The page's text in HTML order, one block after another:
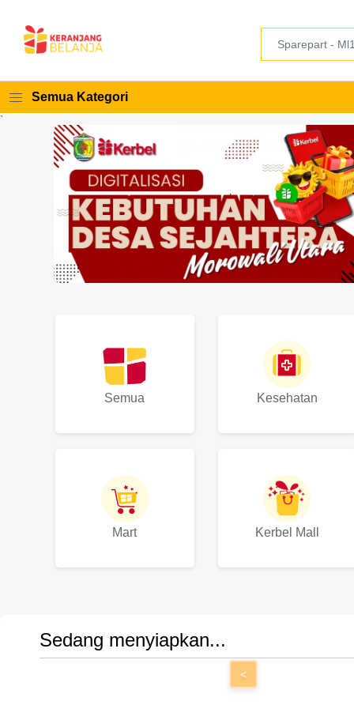
Semua Kategori
`
Semua Kesehatan
Mart Kerbel Mall
Sedang menyiapkan...
<